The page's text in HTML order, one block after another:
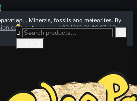
Minerals, fossils and meteorites. By
or by phone+33 (0)6 01 42 67 49

